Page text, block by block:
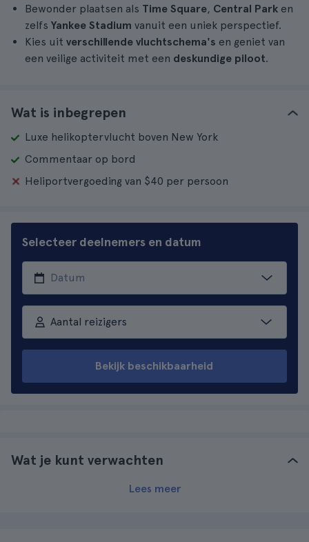
Bewonder plaatsen als Time Square, Central Park en
zelfs Yankee Stadium vanuit een uniek perspectief.
Kies uit verschillende vluchtschema's en geniet van
een veilige activiteit met een deskundige piloot.
Wat is inbegrepen
Luxe helikoptervlucht boven New York
Commentaar op bord
Heliportvergoeding van $40 per persoon
Selecteer deelnemers en datum
Aantal reizigers
Bekijk beschikbaarheid
Wat je kunt verwachten
Lees meer